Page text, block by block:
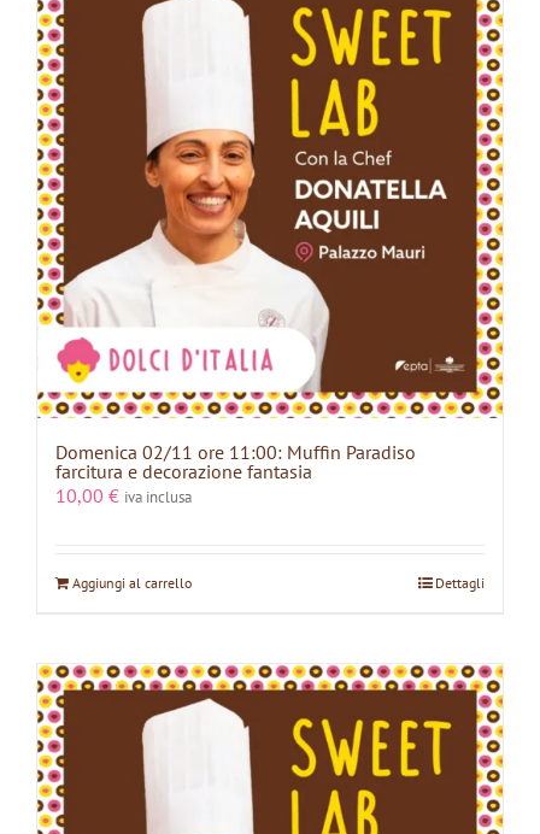
Domenica 02/11 ore 11:00: Muffin Paradiso
farcitura e decorazione fantasia
10,00 € iva inclusa
Aggiungi al carrello Dettagli